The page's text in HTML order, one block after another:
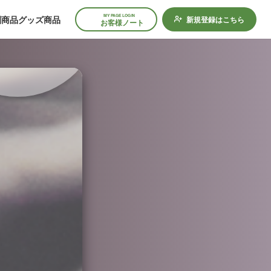
品グッズ商品 MY PAGE LOGIN
お客様ノート 新規登録はこちら